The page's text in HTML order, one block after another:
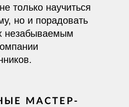
только научиться
но и порадовать
незабываемым
МАСТЕР-